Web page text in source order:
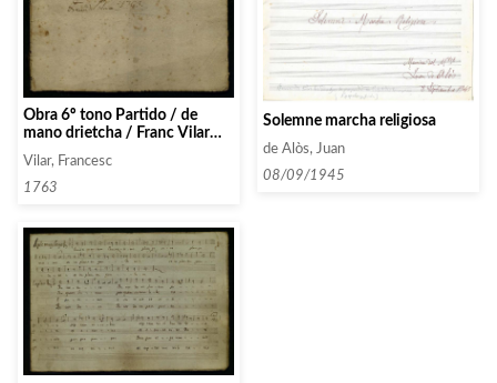
Obra 6º tono Partido / de
mano drietcha / Franc Vilar
1763
Vilar, Francesc
1763
Solemne marcha religiosa
de Alòs, Juan
08/09/1945